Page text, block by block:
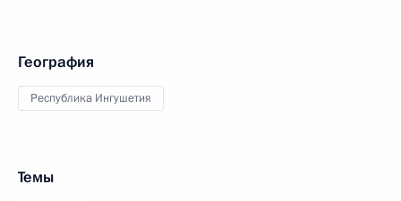
География
Республика Ингушетия
Темы